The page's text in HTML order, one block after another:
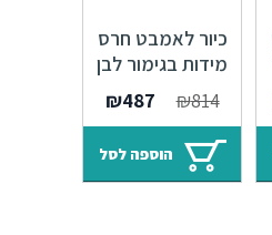
כיור לאמבט חרס
מידות בגימור לבן
11.5/38/57.5 מ"מ
₪814
המחיר
המקורי
היה:
₪814.
₪487
הנוכחי
הוא:
₪487.
הוספה לסל